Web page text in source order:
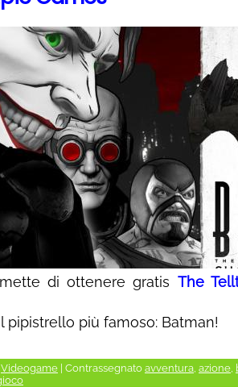
di ottenere gratis The
pipistrello più famoso: Batman!
Videogame Contrassegnato avventura, azione,